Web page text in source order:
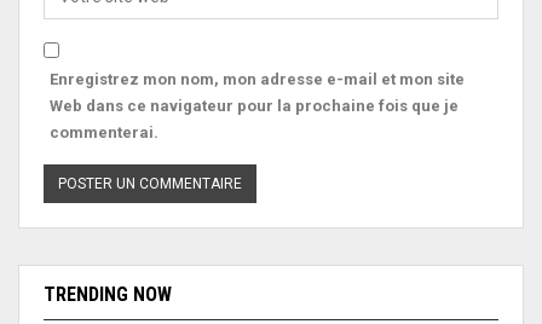
Enregistrez mon nom, mon adresse e-mail et mon site
Web dans ce navigateur pour la prochaine fois que je
commenterai.
TRENDING NOW